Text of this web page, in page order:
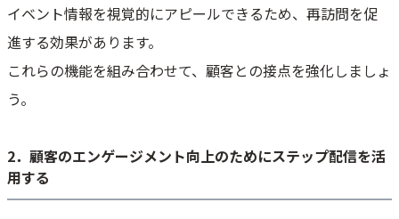
イベント情報を視覚的にアピールできるため、再訪問を促
進する効果があります。
これらの機能を組み合わせて、顧客との接点を強化しましょ
う。
2．顧客のエンゲージメント向上のためにステップ配信を活
用する